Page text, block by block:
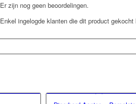
Er zijn nog geen beoordelingen.
Enkel ingelogde klanten die dit product